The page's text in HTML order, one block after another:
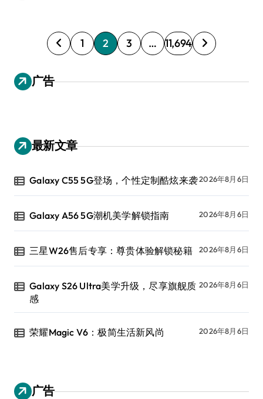
文
章
分
1 2 3 … 11,694
广告
最新文章
Galaxy C55 5G登场，个性定制酷炫来袭2026年8月6日
Galaxy A56 5G潮机美学解锁指南 2026年8月6日
三星W26售后专享：尊贵体验解锁秘籍 2026年8月6日
Galaxy S26 Ultra美学升级，尽享旗舰质
感
2026年8月6日
荣耀Magic V6：极简生活新风尚 2026年8月6日
广告